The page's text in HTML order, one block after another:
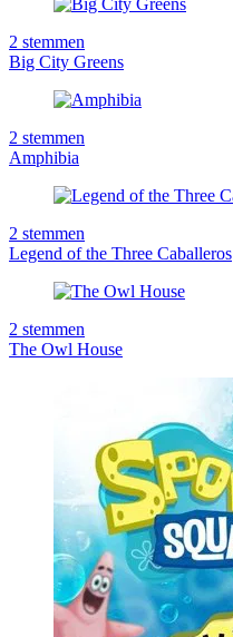
2 stemmen
Big City Greens
2 stemmen
Amphibia
2 stemmen
Legend of the Three Caballeros
2 stemmen
The Owl House